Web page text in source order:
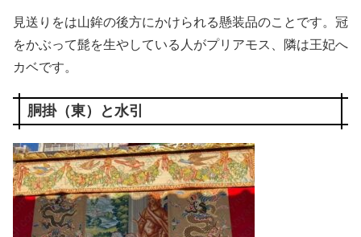
見送りをは山鉾の後方にかけられる懸装品のことです。冠
をかぶって髭を生やしている人がプリアモス、隣は王妃へ
カベです。
胴掛（東）と水引